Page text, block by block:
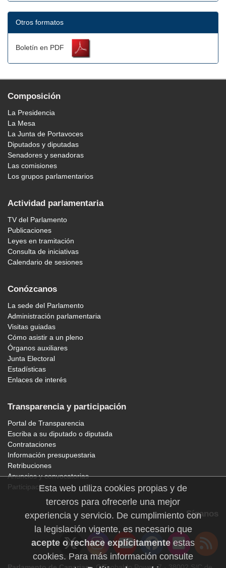
Otros formatos
Boletín en PDF
Composición
La Presidencia
La Mesa
La Junta de Portavoces
Diputados y diputadas
Senadores y senadoras
Las comisiones
Los grupos parlamentarios
Actividad parlamentaria
TV del Parlamento
Publicaciones
Leyes en tramitación
Consulta de iniciativas
Calendario de sesiones
Conózcanos
La sede del Parlamento
Administración parlamentaria
Visitas guiadas
Cómo asistir a un pleno
Órganos auxiliares
Junta Electoral
Estadísticas
Enlaces de interés
Transparencia y participación
Portal de Transparencia
Escriba a su diputado o diputada
Contrataciones
Información presupuestaria
Retribuciones
Anuncios y convocatorias
Participación
Síganos
Esta web utiliza cookies propias y de
terceros para ofrecerle una mejor
experiencia y servicio. De cumplimiento con
la legislación vigente, es necesario que
acepte o rechace explícitamente estas
cookies. Para más información consulte